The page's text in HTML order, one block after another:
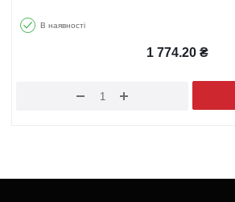
В наявності
1 774.20 ₴